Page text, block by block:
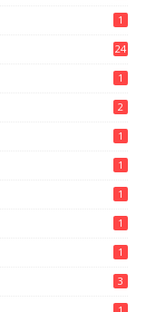
1
24
1
2
1
1
1
1
1
3